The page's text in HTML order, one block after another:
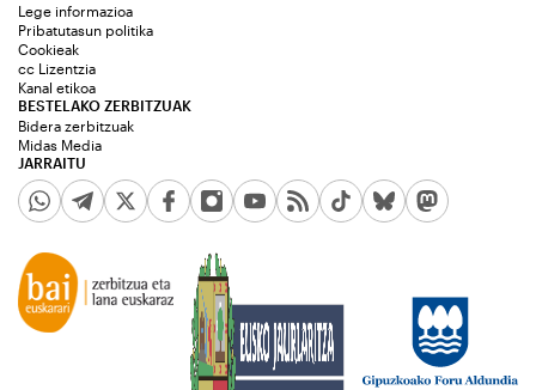
JARRAITU
Lege informazioa
Pribatutasun politika
Cookieak
cc Lizentzia
Kanal etikoa
BESTELAKO ZERBITZUAK
Bidera zerbitzuak
Midas Media